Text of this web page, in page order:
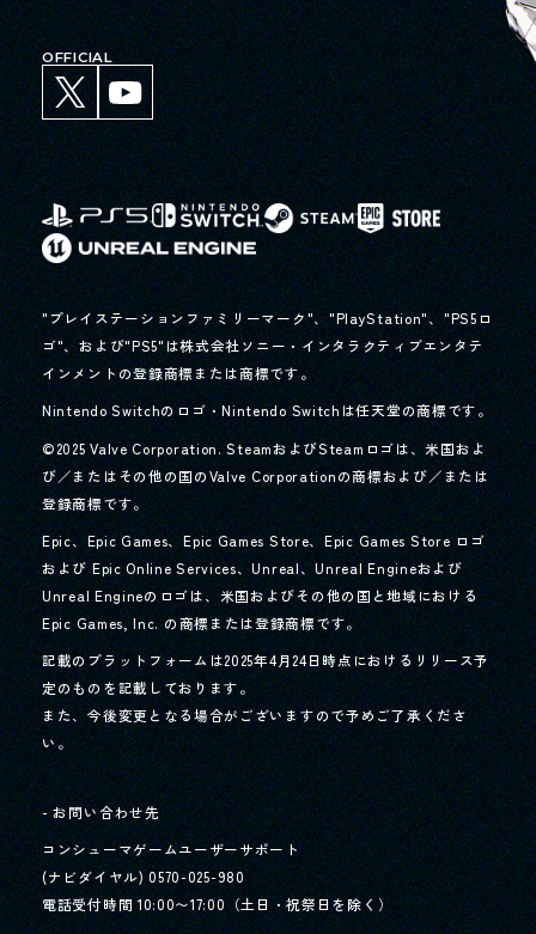
OFFICIAL
"プレイステーションファミリーマーク"、"PlayStation"、"PS5ロ
ゴ"、および"PS5"は株式会社ソニー・インタラクティブエンタテ
インメントの登録商標または商標です。
Nintendo Switchのロゴ・Nintendo Switchは任天堂の商標です。
©2025 Valve Corporation. SteamおよびSteamロゴは、米国およ
び／またはその他の国のValve Corporationの商標および／または
登録商標です。
Epic、Epic Games、Epic Games Store、Epic Games Store ロゴ
および Epic Online Services、Unreal、Unreal Engineおよび
Unreal Engineのロゴは、米国およびその他の国と地域における
Epic Games, Inc. の商標または登録商標です。
記載のプラットフォームは2025年4月24日時点におけるリリース予
定のものを記載しております。
また、今後変更となる場合がございますので予めご了承くださ
い。
- お問い合わせ先
コンシューマゲームユーザーサポート
(ナビダイヤル) 0570-025-980
電話受付時間 10:00〜17:00（土日・祝祭日を除く）